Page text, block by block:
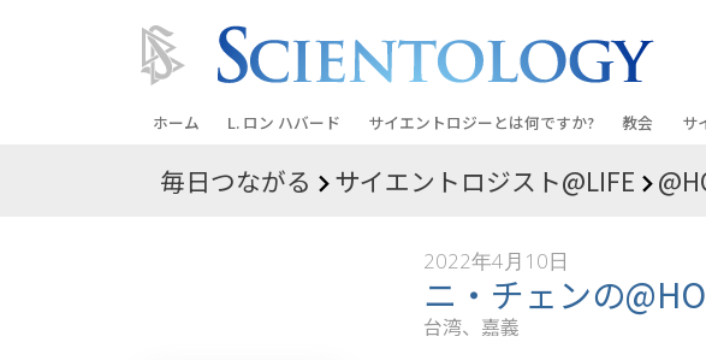
ホーム L. ロン ハバード サイエントロジーとは何ですか?
信条と実践
サイエントロジストたちが語るサイエ
ントロジー
サイエントロジストに会いましょう
教会
教会を探す
上級
オーガニゼ
サ
グ
デ
毎日つながる サイエントロジスト@LIFE
2022年4月10日
ニ・チェンの
台湾、嘉義